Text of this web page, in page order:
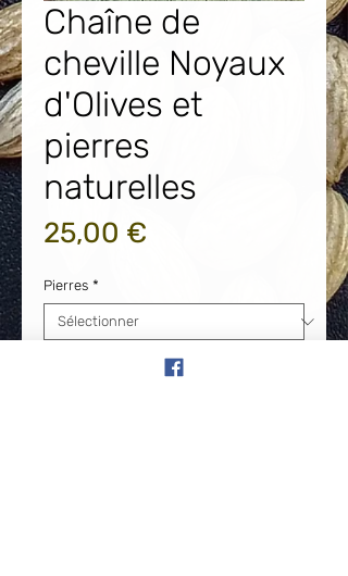
Chaîne de
cheville Noyaux
d'Olives et
pierres
naturelles
25,00 €
Pierres *